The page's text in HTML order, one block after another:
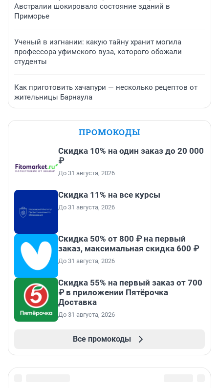
Австралии шокировало состояние зданий в
Приморье
Ученый в изгнании: какую тайну хранит могила
профессора уфимского вуза, которого обожали
студенты
Как приготовить хачапури — несколько рецептов от
жительницы Барнаула
ПРОМОКОДЫ
Скидка 10% на один заказ до 20 000
₽
До 31 августа, 2026
Скидка 11% на все курсы
До 31 августа, 2026
Скидка 50% от 800 ₽ на первый
заказ, максимальная скидка 600 ₽
До 31 августа, 2026
Скидка 55% на первый заказ от 700
₽ в приложении Пятёрочка
Доставка
До 31 августа, 2026
Все промокоды